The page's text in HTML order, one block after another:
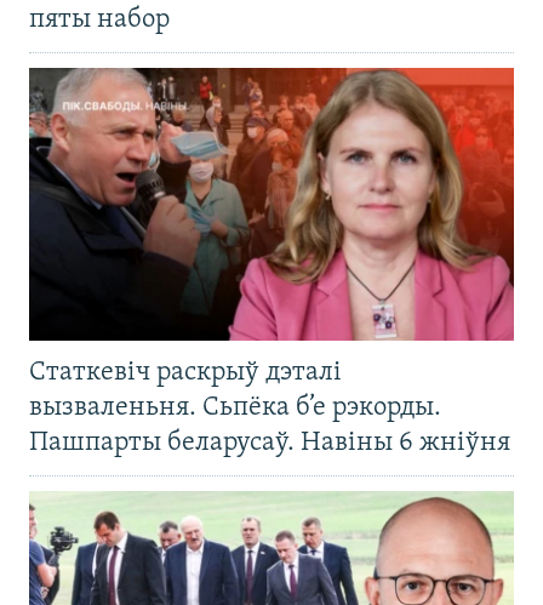
пяты набор
Статкевіч раскрыў дэталі
вызваленьня. Сьпёка б’е рэкорды.
Пашпарты беларусаў. Навіны 6 жніўня